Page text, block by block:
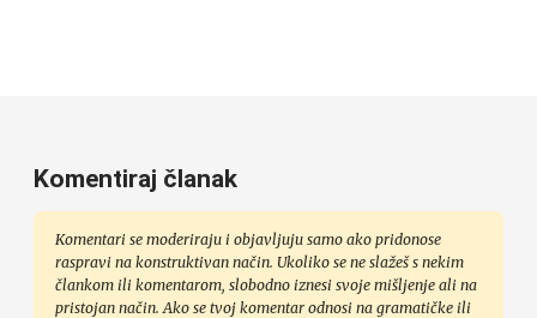
Komentiraj članak
Komentari se moderiraju i objavljuju samo ako pridonose
raspravi na konstruktivan način. Ukoliko se ne slažeš s nekim
člankom ili komentarom, slobodno iznesi svoje mišljenje ali na
pristojan način. Ako se tvoj komentar odnosi na gramatičke ili